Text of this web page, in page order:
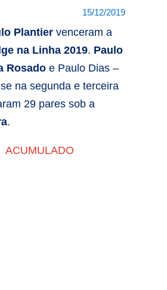
15/12/2019
Plantier venceram a
na Linha 2019. Paulo
Rosado e Paulo Dias –
na segunda e terceira
29 pares sob a
.
ACUMULADO